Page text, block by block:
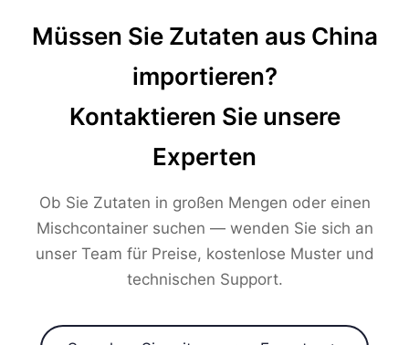
Müssen Sie Zutaten aus China
importieren?
Kontaktieren Sie unsere
Experten
Ob Sie Zutaten in großen Mengen oder einen
Mischcontainer suchen — wenden Sie sich an
unser Team für Preise, kostenlose Muster und
technischen Support.